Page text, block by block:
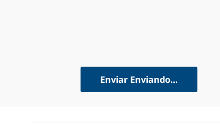
Enviar Enviando...